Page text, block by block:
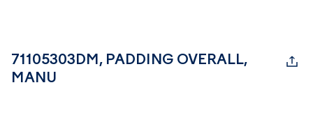
71105303DM, PADDING OVERALL,
MANU